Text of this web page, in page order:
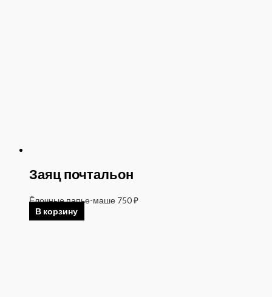
Заяц почтальон
Ёлочные папье-маше 750₽
В корзину